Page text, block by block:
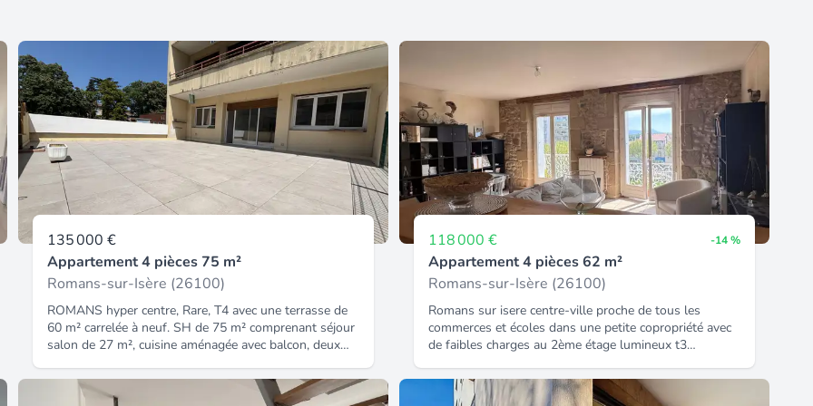
135 000 €
Appartement 4 pièces 75 m²
Romans-sur-Isère (26100)
ROMANS hyper centre, Rare, T4 avec une terrasse de
60 m² carrelée à neuf. SH de 75 m² comprenant séjour
salon de 27 m², cuisine aménagée avec balcon, deux
garage en sous sol, cave. Travaux énergétiques prévus
à la charge acquéreur (nous contacter) Honoraires à la
118 000 € -14 %
Appartement 4 pièces 62 m²
Romans-sur-Isère (26100)
Romans sur isere centre-ville proche de tous les
commerces et écoles dans une petite copropriété avec
de faibles charges au 2ème étage lumineux t3
chambres, salle d'eau et wc. Chauffage individuel gaz
combles d'environ 70 m² idéal pour le rangement !